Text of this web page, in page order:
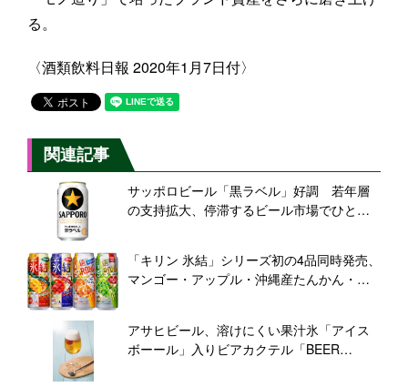
る。
〈酒類飲料日報 2020年1月7日付〉
関連記事
サッポロビール「黒ラベル」好調 若年層
の支持拡大、停滞するビール市場でひと
「キリン 氷結」シリーズ初の4品同時発売、
マンゴー・アップル・沖縄産たんかん・マ
アサヒビール、溶けにくい果汁氷「アイス
ボーール」入りビアカクテル「BEER